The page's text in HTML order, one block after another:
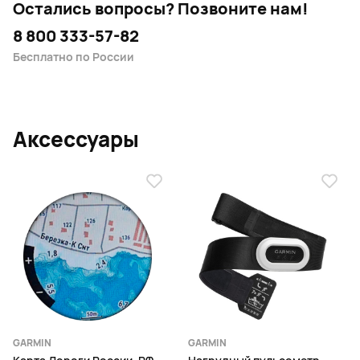
При использовании MARQ Gen 2 для ежедневных
использования функций смарт-часов, вы легко получите
Материал безеля: титан
Водостойкий: 100 м
Сапфировое стекло
Материал корпуса: титан
Материал ремешка: нейлон (жаккардовое
переплетение)
Цветной AMOLED-дисплей
Остались вопросы?Позвоните нам!
8 800 333-57-82
Бесплатно по России
Аксессуары
GARMIN GARMIN